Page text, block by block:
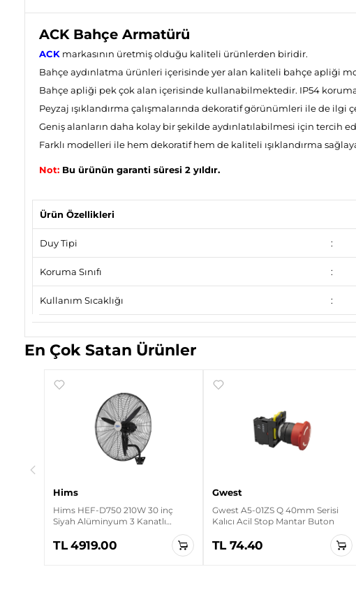
ACK Bahçe Armatürü
ACKmarkasının üretmiş olduğu kaliteli ürünlerden biridir.
Bahçe aydınlatma ürünleri içerisinde yer alan kaliteli bahçe apliği
Bahçe apliği pek çok alan içerisinde kullanabilmektedir. IP54 koruma
Peyzaj ışıklandırma çalışmalarında dekoratif görünümleri ile de ilgi
Geniş alanların daha kolay bir şekilde aydınlatılabilmesi için tercih
Farklı modelleri ile hem dekoratif hem de kaliteli ışıklandırma
Not:Bu ürünün garanti süresi 2 yıldır.
Ürün Özellikleri
Duy Tipi :
Koruma Sınıfı :
Kullanım Sıcaklığı :
En Çok Satan Ürünler
Hims
Hims HEF-D750 210W 30 inç
Siyah Alüminyum 3 Kanatlı
TL 4919.00
Gwest
Gwest A5-01ZS Q 40mm Serisi
Kalıcı Acil Stop Mantar Buton
TL 74.40